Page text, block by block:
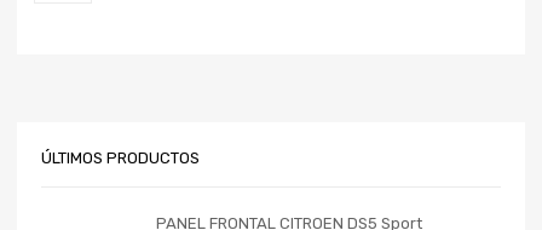
ÚLTIMOS PRODUCTOS
PANEL FRONTAL CITROEN DS5 Sport